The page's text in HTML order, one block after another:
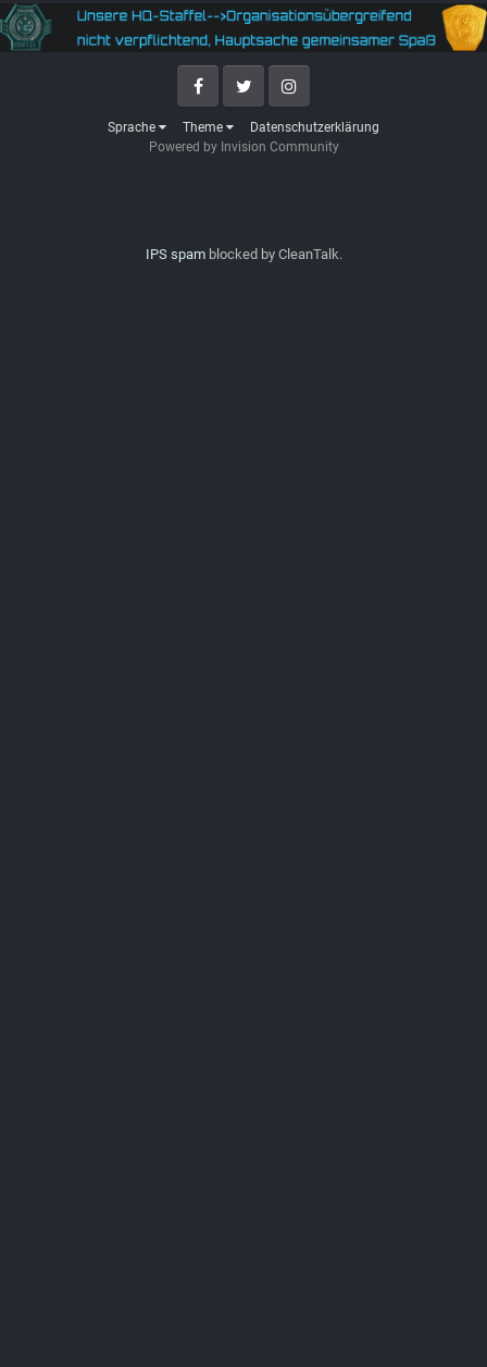
Sprache Theme Datenschutzerklärung
FacebookTwitter Instagram
Powered by Invision Community
IPS spamblocked by CleanTalk.